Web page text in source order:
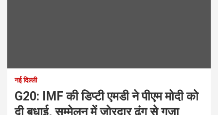
नई दिल्ली
G20: IMF की डिप्टी एमडी ने पीएम मोदी को
दी बधाई, सम्मेलन में जोरदार ढंग से गूजा